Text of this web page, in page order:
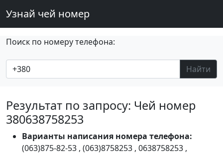
Узнай чей номер
Поиск по номеру телефона:
Найти
Результат по запросу: Чей номер
380638758253
Варианты написания номера телефона:
(063)875-82-53 , (063)8758253 , 0638758253 ,